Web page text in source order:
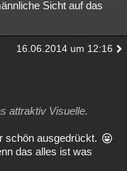
Sicht auf das
16.06.2014 um 12:16
attraktiv Visuelle.
schön ausgedrückt.
das alles ist was